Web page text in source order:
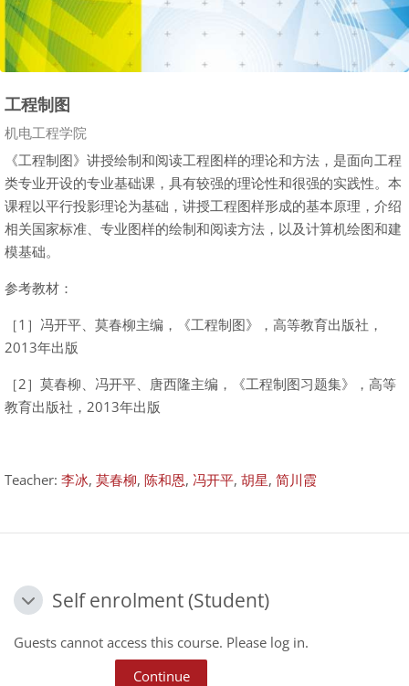
工程制图
Course category
机电工程学院
《工程制图》讲授绘制和阅读工程图样的理论和方法，是面向工程
类专业开设的专业基础课，具有较强的理论性和很强的实践性。本
课程以平行投影理论为基础，讲授工程图样形成的基本原理，介绍
相关国家标准、专业图样的绘制和阅读方法，以及计算机绘图和建
模基础。
参考教材：
［1 ］冯开平、莫春柳主编，《工程制图》，高等教育出版社，
2013年出版
［2］莫春柳、冯开平、唐西隆主编，《工程制图习题集》，高等
教育出版社， 2013年出版
Teacher: 李冰, 莫春柳, 陈和恩, 冯开平, 胡星, 简川霞
Self enrolment (Student)
Self enrolment (Student)
Self enrolment (Student)
Guests cannot access this course. Please log in.
Continue